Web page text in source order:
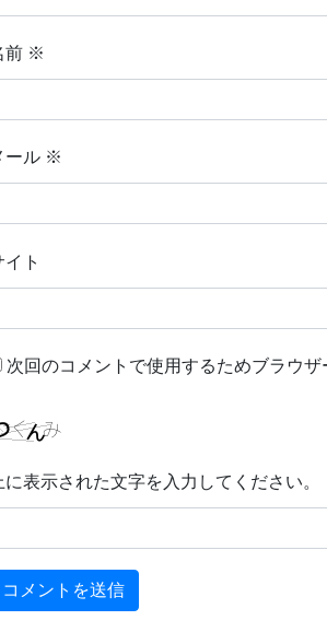
前 ※
ール ※
イト
次回のコメントで使用するためブラウ
に表示された文字を入力してください。